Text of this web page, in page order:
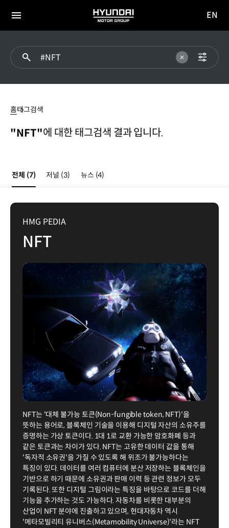
전체
HYUNDAI
MOTOR
이동
EN
홈태그검색
"NFT"에 대한 태그검색 결과 입니다.
전체 (7) 저널 (3) 뉴스 (4)
HMG PEDIA
NFT
NFT는 '대체 불가능 토큰(Non-fungible token, NFT)'을
뜻하는 용어로, 블록체인 기술을 이용해 디지털 자산의 소유주를
증명하는 가상 토큰이다. 1대 1로 교환 가능한 암호화폐 등과
같은 토큰과는 차이가 있다. NFT는 고유한 데이터 값을 통해
'독자적 소유권'을 가질 수 있도록 해 위조가 불가능하다는
특징이 있다. 데이터를 여러 컴퓨터에 분산 저장하는 블록체인을
기반으로 하기 때문에 소유권과 판매 이력 등 관련 정보가 모두
기록된다. 또한 디지털 그림이라는 특징을 바탕으로 코드를 더해
기능을 추가하는 것도 가능하다. 자동차를 비롯한 대부분의
산업이 NFT 분야에 진출하고 있으며, 현대자동차 역시
'메타모빌리티 유니버스(Metamobility Universe)'라는 NFT